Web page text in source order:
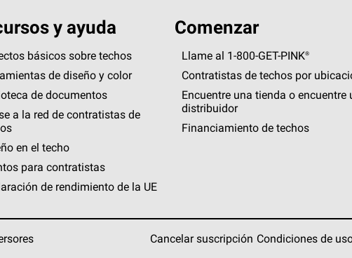
y ayuda
básicos sobre techos
de diseño y color
de documentos
a la red de contratistas de
en el techo
para contratistas
de rendimiento de la UE
Comenzar
Llame al 1-800-GET-PINK®
Contratistas de techos por
Encuentre una tienda o encuentre
distribuidor
Financiamiento de techos
Cancelar suscripción Condiciones de